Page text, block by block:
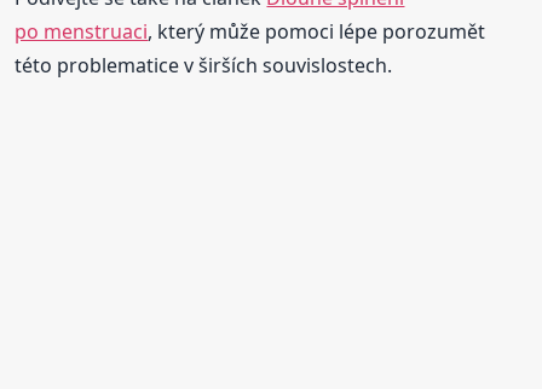
po menstruaci, který může pomoci lépe porozumět
této problematice v širších souvislostech.